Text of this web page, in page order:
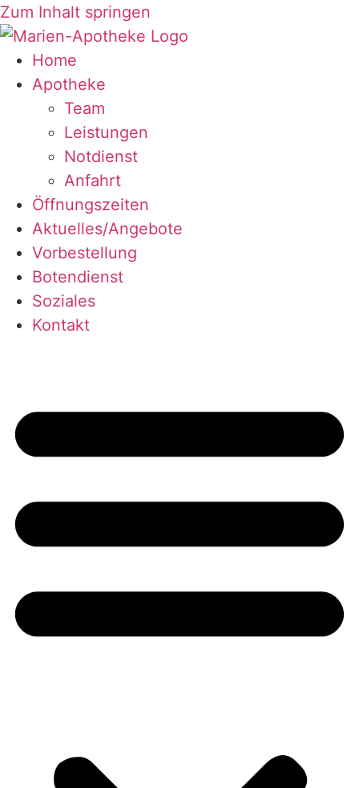
Zum Inhalt springen
Home
Apotheke
Team
Leistungen
Notdienst
Anfahrt
Öffnungszeiten
Aktuelles/Angebote
Vorbestellung
Botendienst
Soziales
Kontakt